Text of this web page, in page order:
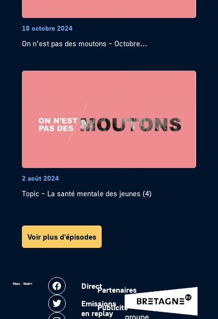
18 octobre 2024
On n’est pas des moutons – Octobre...
2 août 2024
Topic – La santé mentale des jeunes (4)
Voir plus d'épisodes
Direct
Emissions
en replay
Partenaires
Publicité